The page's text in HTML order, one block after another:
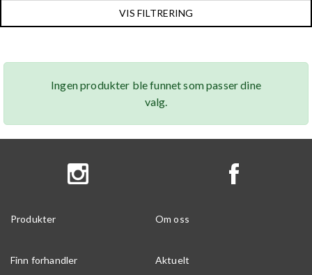
VIS FILTRERING
Ingen produkter ble funnet som passer dine
valg.
Produkter Om oss
Finn forhandler Aktuelt